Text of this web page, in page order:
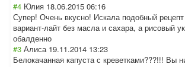
#4 Юлия 18.06.2015 06:16
Супер! Очень вкусно! Искала подобный
вариант-лайт без масла и сахара, а рисовый
обалденно
#3 Алиса 19.11.2014 13:23
Белокачанная капуста с креветками???!!! Вы